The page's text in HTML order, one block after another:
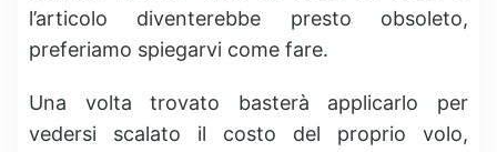
l’articolo diventerebbe presto obsoleto,
preferiamo spiegarvi come fare.
Una volta trovato basterà applicarlo per
vedersi scalato il costo del proprio volo,